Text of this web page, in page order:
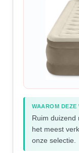
WAAROM DEZE
Ruim duizend
het meest
onze selectie.